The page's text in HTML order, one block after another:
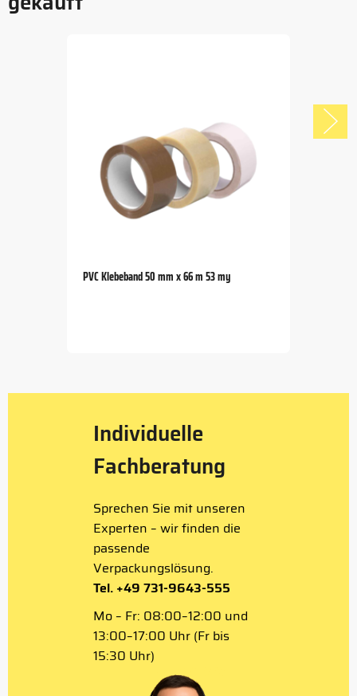
PVC Klebeband 50 mm x 66 m 53 my
Individuelle
Fachberatung
Sprechen Sie mit unseren
Experten – wir finden die
passende
Verpackungslösung.
Tel. +49 731-9643-555
Mo – Fr: 08:00–12:00 und
13:00–17:00 Uhr (Fr bis
15:30 Uhr)